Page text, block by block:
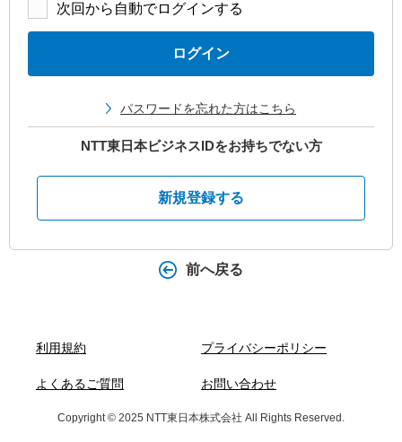
次回から自動でログインする
パスワードを忘れた方はこちら
NTT東日本ビジネスIDをお持ちでない方
新規登録する
前へ戻る
利用規約 プライバシーポリシー
よくあるご質問 お問い合わせ
Copyright © 2025 NTT東日本株式会社 All Rights Reserved.